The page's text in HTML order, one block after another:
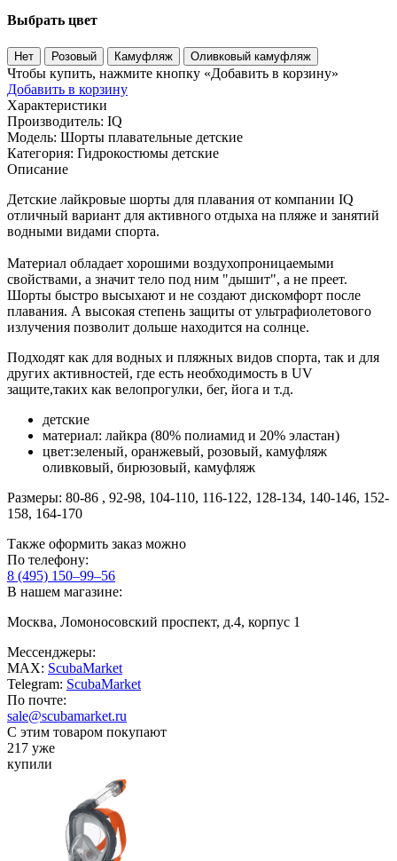
Выбрать цвет
Нет Розовый Камуфляж Оливковый камуфляж
Чтобы купить, нажмите кнопку «Добавить в корзину»
Добавить в корзину
Характеристики
Производитель: IQ
Модель: Шорты плавательные детские
Категория: Гидрокостюмы детские
Описание
Детские лайкровые шорты для плавания от компании IQ
отличный вариант для активного отдыха на пляже и занятий
водными видами спорта.
Материал обладает хорошими воздухопроницаемыми
свойствами, а значит тело под ним "дышит", а не преет.
Шорты быстро высыхают и не создают дискомфорт после
плавания. А высокая степень защиты от ультрафиолетового
излучения позволит дольше находится на солнце.
Подходят как для водных и пляжных видов спорта, так и для
других активностей, где есть необходимость в UV
защите,таких как велопрогулки, бег, йога и т.д.
детские
материал: лайкра (80% полиамид и 20% эластан)
цвет:зеленый, оранжевый, розовый, камуфляж
оливковый, бирюзовый, камуфляж
Размеры: 80-86 , 92-98, 104-110, 116-122, 128-134, 140-146, 152-
158, 164-170
Также оформить заказ можно
По телефону:
8 (495) 150–99–56
В нашем магазине:
Москва, Ломоносовский проспект, д.4, корпус 1
Мессенджеры:
MAX: ScubaMarket
Telegram: ScubaMarket
По почте:
sale@scubamarket.ru
С этим товаром покупают
217 уже
купили